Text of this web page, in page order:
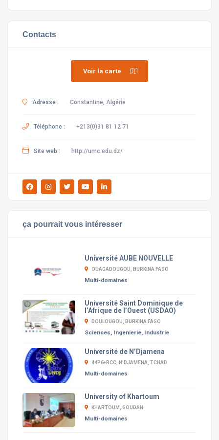
Contacts
Voir la carte
Adresse : Constantine, Algérie
Téléphone : +213(0)31 81 12 71
Site web : http://umc.edu.dz/
ça pourrait vous intéresser
Université AUBE NOUVELLE
OUAGADOUGOU, BURKINA FASO
Multi-domaines
Université Saint Dominique de
l’Afrique de l’Ouest (USDAO)
DOULOUGOU, BURKINA FASO
Sciences, Ingenierie, Industrie
Université de N’Djamena
44P6+RCC, N'DJAMENA, TCHAD
Multi-domaines
University of Khartoum
KHARTOUM, SOUDAN
Multi-domaines